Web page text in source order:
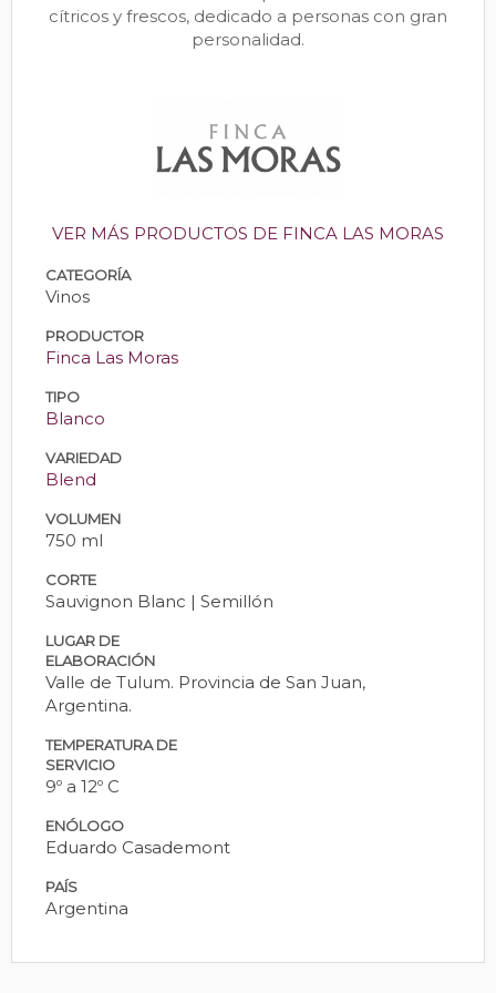
cítricos y frescos, dedicado a personas con gran
personalidad.
VER MÁS PRODUCTOS DE FINCA LAS MORAS
CATEGORÍA
Vinos
PRODUCTOR
Finca Las Moras
TIPO
Blanco
VARIEDAD
Blend
VOLUMEN
750 ml
CORTE
Sauvignon Blanc | Semillón
LUGAR DE
ELABORACIÓN
Valle de Tulum. Provincia de San Juan,
Argentina.
TEMPERATURA DE
SERVICIO
9º a 12º C
ENÓLOGO
Eduardo Casademont
PAÍS
Argentina